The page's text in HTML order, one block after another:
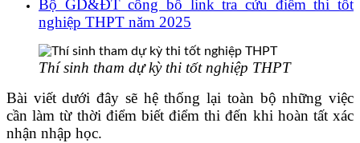
Bộ GD&ĐT công bố link tra cứu điểm thi tốt
nghiệp THPT năm 2025
Thí sinh tham dự kỳ thi tốt nghiệp THPT
Bài viết dưới đây sẽ hệ thống lại toàn bộ những việc
cần làm từ thời điểm biết điểm thi đến khi hoàn tất xác
nhận nhập học.